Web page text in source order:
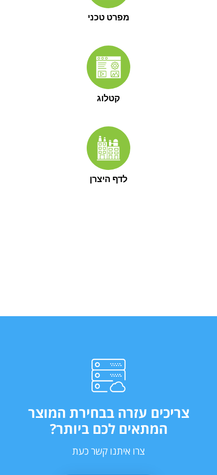
מפרט טכני
קטלוג
לדף היצרן
צריכים עזרה בבחירת המוצר
המתאים לכם ביותר?
צרו איתנו קשר כעת